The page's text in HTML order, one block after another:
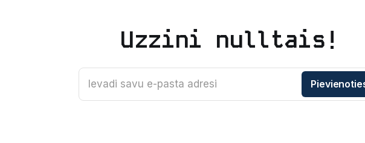
Uzzini nulltais!
Ievadi savu e-pasta adresi